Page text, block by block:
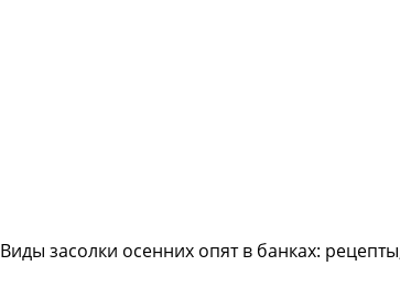
Виды засолки осенних опят в банках: